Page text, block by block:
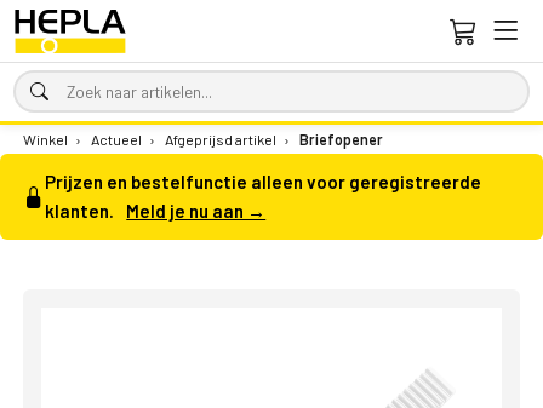
Winkel › Actueel › Afgeprijsd artikel › Briefopener
Prijzen en bestelfunctie alleen voor geregistreerde
klanten.
Meld je nu aan →